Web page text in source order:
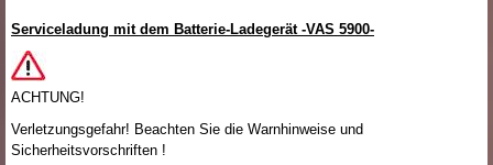
Serviceladung mit dem Batterie-Ladegerät -VAS 5900-
ACHTUNG!
Verletzungsgefahr! Beachten Sie die Warnhinweise und
Sicherheitsvorschriften !